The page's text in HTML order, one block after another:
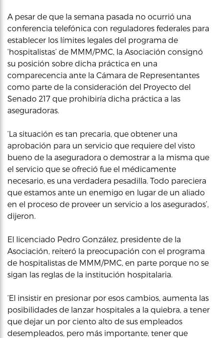
A pesar de que la semana pasada no ocurrió una
conferencia telefónica con reguladores federales para
establecer los límites legales del programa de
‘hospitalistas’ de MMM/PMC, la Asociación consignó
su posición sobre dicha práctica en una
comparecencia ante la Cámara de Representantes
como parte de la consideración del Proyecto del
Senado 217 que prohibiría dicha práctica a las
aseguradoras.
‘La situación es tan precaria, que obtener una
aprobación para un servicio que requiere del visto
bueno de la aseguradora o demostrar a la misma que
el servicio que se ofreció fue el médicamente
necesario, es una verdadera pesadilla. Todo pareciera
que estamos ante un enemigo en lugar de un aliado
en el proceso de proveer un servicio a los asegurados’,
dijeron.
El licenciado Pedro González, presidente de la
Asociación, reiteró la preocupación con el programa
de hospitalistas de MMM/PMC, en parte porque no se
sigan las reglas de la institución hospitalaria.
‘El insistir en presionar por esos cambios, aumenta las
posibilidades de lanzar hospitales a la quiebra, a tener
que dejar un por ciento alto de sus empleados
desempleados, pero más importante, tener que